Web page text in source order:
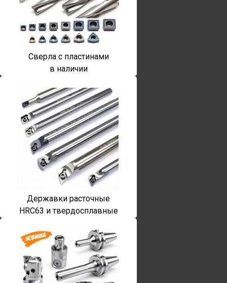
Сверла с пластинами
в наличии
Державки расточные
HRC63 и твердосплавные